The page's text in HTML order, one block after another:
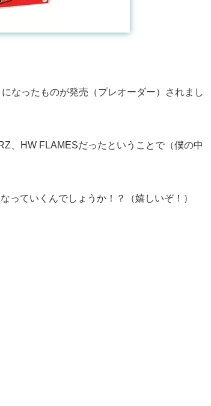
なったものが発売（プレオーダー）されまし
、HW FLAMESだったということで（僕の中
っていくんでしょうか！？（嬉しいぞ！）